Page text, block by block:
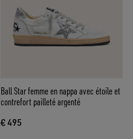
Ball Star femme en nappa avec étoile et
contrefort pailleté argenté
€ 495